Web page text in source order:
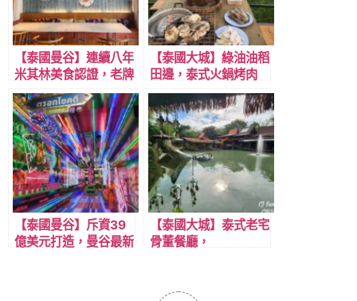
【泰國曼谷】連續八年
米其林美食認證，老牌
泰菜餐廳 Lay lao，靠
近BTS Ari 站。
【泰國大城】綠油油稻
田邊，泰式火鍋烤肉
Mu Krata 吃到飽，一
人泰銖299。
【泰國曼谷】斥資39
億美元打造，曼谷最新
【泰國大城】泰式老宅
骨董餐廳，
民宿。